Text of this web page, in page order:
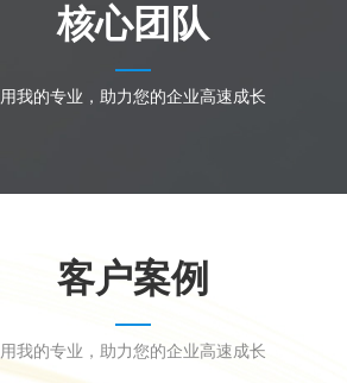
核心团队
用我的专业，助力您的企业高速成长
客户案例
用我的专业，助力您的企业高速成长